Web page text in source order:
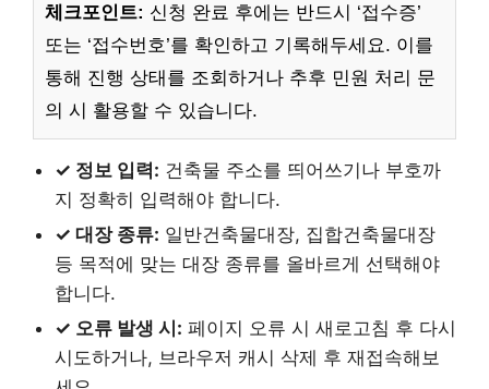
체크포인트: 신청 완료 후에는 반드시 ‘접수증’
또는 ‘접수번호’를 확인하고 기록해두세요. 이를
통해 진행 상태를 조회하거나 추후 민원 처리 문
의 시 활용할 수 있습니다.
✓ 정보 입력: 건축물 주소를 띄어쓰기나 부호까
지 정확히 입력해야 합니다.
✓ 대장 종류: 일반건축물대장, 집합건축물대장
등 목적에 맞는 대장 종류를 올바르게 선택해야
합니다.
✓ 오류 발생 시: 페이지 오류 시 새로고침 후 다시
시도하거나, 브라우저 캐시 삭제 후 재접속해보